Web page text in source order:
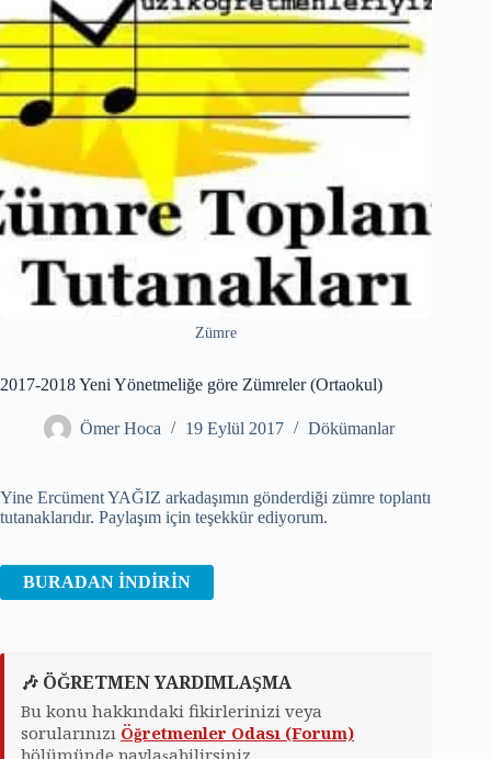
Zümre
2017-2018 Yeni Yönetmeliğe göre Zümreler (Ortaokul)
Ömer Hoca 19 Eylül 2017 Dökümanlar
Yine Ercüment YAĞIZ arkadaşımın gönderdiği zümre toplantı
tutanaklarıdır. Paylaşım için teşekkür ediyorum.
BURADAN İNDİRİN
🎶 ÖĞRETMEN YARDIMLAŞMA
Bu konu hakkındaki fikirlerinizi veya
sorularınızı Öğretmenler Odası (Forum)